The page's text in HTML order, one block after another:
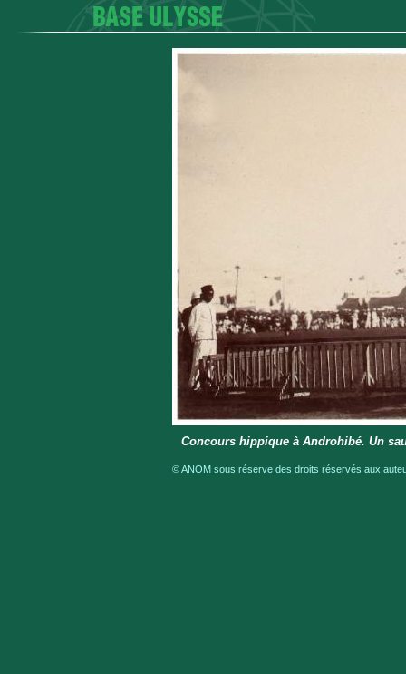
Concours hippique à Androhibé. Un
© ANOM sous réserve des droits réservés aux